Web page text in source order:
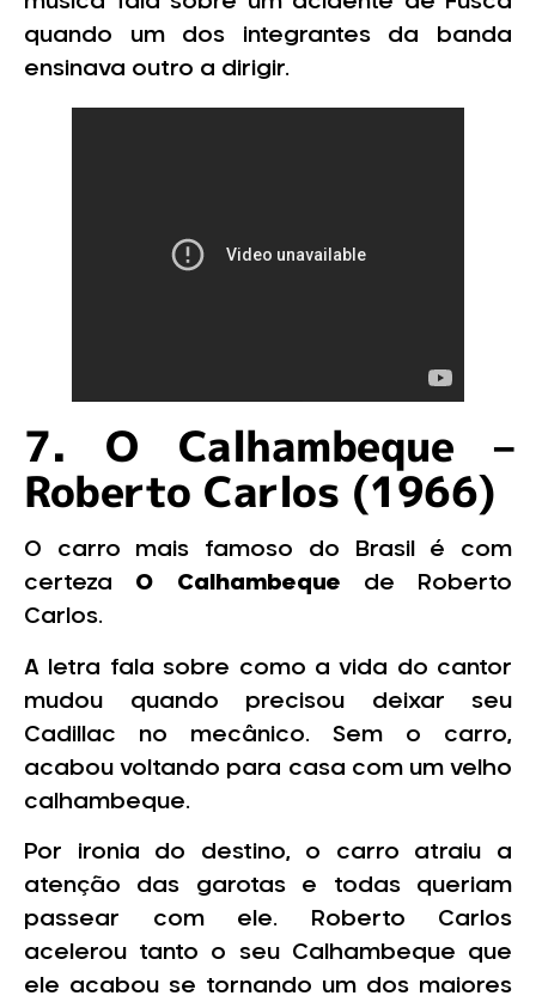
quando um dos integrantes da banda
ensinava outro a dirigir.
7. O Calhambeque –
Roberto Carlos (1966)
O carro mais famoso do Brasil é com
certeza O Calhambeque de Roberto
Carlos.
A letra fala sobre como a vida do cantor
mudou quando precisou deixar seu
Cadillac no mecânico. Sem o carro,
acabou voltando para casa com um velho
calhambeque.
Por ironia do destino, o carro atraiu a
atenção das garotas e todas queriam
passear com ele. Roberto Carlos
acelerou tanto o seu Calhambeque que
ele acabou se tornando um dos maiores